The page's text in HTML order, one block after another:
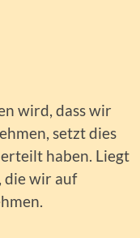
wird, dass wir
setzt dies
haben. Liegt
die wir auf